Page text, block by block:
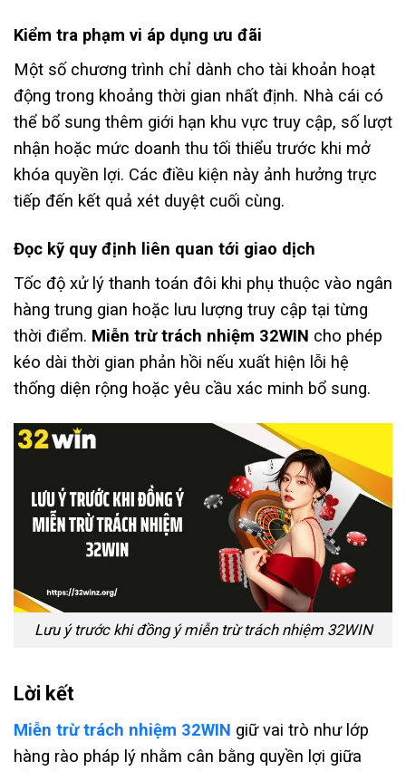
Kiểm tra phạm vi áp dụng ưu đãi
Một số chương trình chỉ dành cho tài khoản hoạt
động trong khoảng thời gian nhất định. Nhà cái có
thể bổ sung thêm giới hạn khu vực truy cập, số lượt
nhận hoặc mức doanh thu tối thiểu trước khi mở
khóa quyền lợi. Các điều kiện này ảnh hưởng trực
tiếp đến kết quả xét duyệt cuối cùng.
Đọc kỹ quy định liên quan tới giao dịch
Tốc độ xử lý thanh toán đôi khi phụ thuộc vào ngân
hàng trung gian hoặc lưu lượng truy cập tại từng
thời điểm. Miễn trừ trách nhiệm 32WIN cho phép
kéo dài thời gian phản hồi nếu xuất hiện lỗi hệ
thống diện rộng hoặc yêu cầu xác minh bổ sung.
Lưu ý trước khi đồng ý miễn trừ trách nhiệm 32WIN
Lời kết
Miễn trừ trách nhiệm 32WIN giữ vai trò như lớp
hàng rào pháp lý nhằm cân bằng quyền lợi giữa